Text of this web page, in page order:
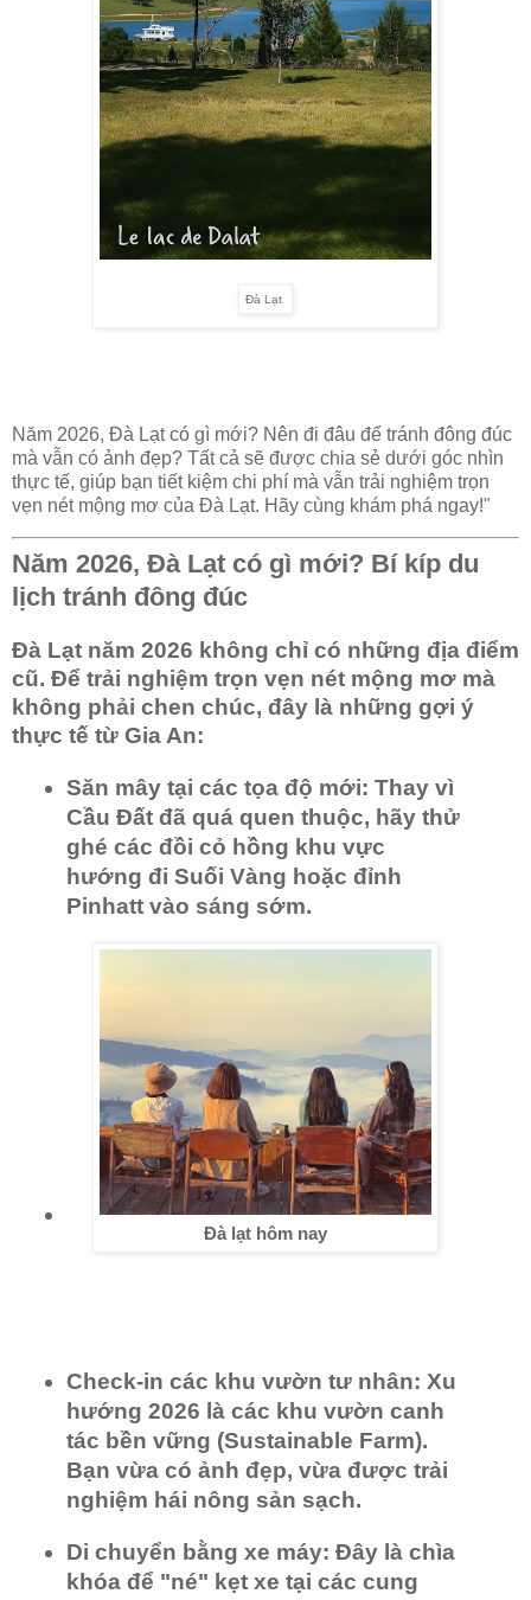
Đà Lạt
Năm 2026, Đà Lạt có gì mới? Nên đi đâu để tránh đông đúc
mà vẫn có ảnh đẹp? Tất cả sẽ được chia sẻ dưới góc nhìn
thực tế, giúp bạn tiết kiệm chi phí mà vẫn trải nghiệm trọn
vẹn nét mộng mơ của Đà Lạt. Hãy cùng khám phá ngay!"
Năm 2026, Đà Lạt có gì mới? Bí kíp du
lịch tránh đông đúc
Đà Lạt năm 2026 không chỉ có những địa điểm
cũ. Để trải nghiệm trọn vẹn nét mộng mơ mà
không phải chen chúc, đây là những gợi ý
thực tế từ Gia An:
Săn mây tại các tọa độ mới: Thay vì
Cầu Đất đã quá quen thuộc, hãy thử
ghé các đồi cỏ hồng khu vực
hướng đi Suối Vàng hoặc đỉnh
Pinhatt vào sáng sớm.
Đà lạt hôm nay
Check-in các khu vườn tư nhân: Xu
hướng 2026 là các khu vườn canh
tác bền vững (Sustainable Farm).
Bạn vừa có ảnh đẹp, vừa được trải
nghiệm hái nông sản sạch.
Di chuyển bằng xe máy: Đây là chìa
khóa để "né" kẹt xe tại các cung